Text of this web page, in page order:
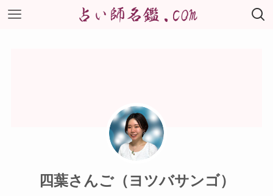
四葉さんご（ヨツバサンゴ）